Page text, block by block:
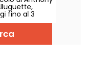
fino al 3